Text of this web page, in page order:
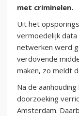
met criminelen.
Uit het
vermoedelijk
netwerken werd
verdovende
maken, zo meldt
Na de
doorzoeking
Amsterdam.